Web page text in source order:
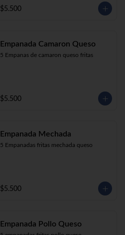
$5.500
Empanada Camaron Queso
5 Empanas de camaron queso fritas
$5.500
Empanada Mechada
5 Empanadas fritas mechada queso
$5.500
Empanada Pollo Queso